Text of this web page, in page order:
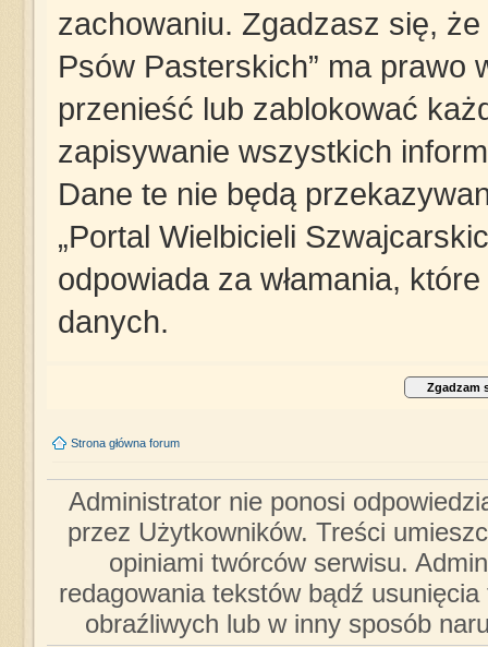
zachowaniu. Zgadzasz się,
Psów Pasterskich” ma prawo
przenieść lub zablokować
zapisywanie wszystkich
Dane te nie będą
„Portal Wielbicieli
odpowiada za włamania,
danych.
Strona główna forum
Administrator nie ponosi
przez Użytkowników. Treści
opiniami twórców serwisu.
redagowania tekstów bądź
obraźliwych lub w inny sposób